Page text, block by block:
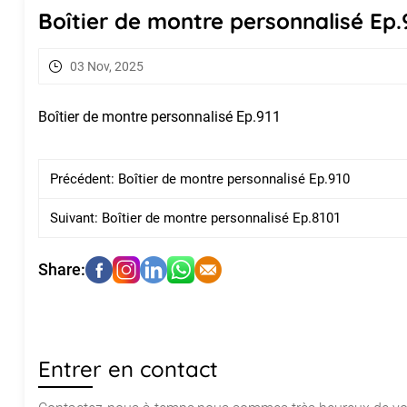
Boîtier de montre personnalisé
03 Nov, 2025
Boîtier de montre personnalisé Ep.911
Précédent: Boîtier de montre personnalisé Ep.910
Suivant: Boîtier de montre personnalisé Ep.8101
Entrer en contact